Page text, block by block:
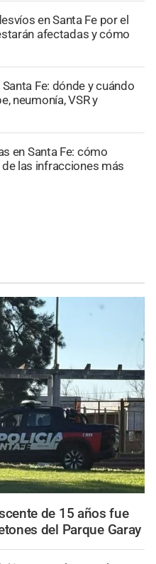
en Santa Fe por el
afectadas y cómo
Fe: dónde y cuándo
neumonía, VSR y
en Santa Fe: cómo
las infracciones más
de 15 años fue
del Parque Garay